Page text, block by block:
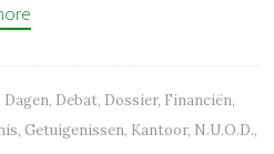
Dagen, Debat, Dossier, Financiën,
, Getuigenissen, Kantoor, N.U.O.D.,